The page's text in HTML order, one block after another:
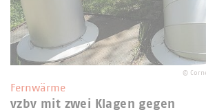
©
Fernwärme
vzbv mit zwei Klagen gegen